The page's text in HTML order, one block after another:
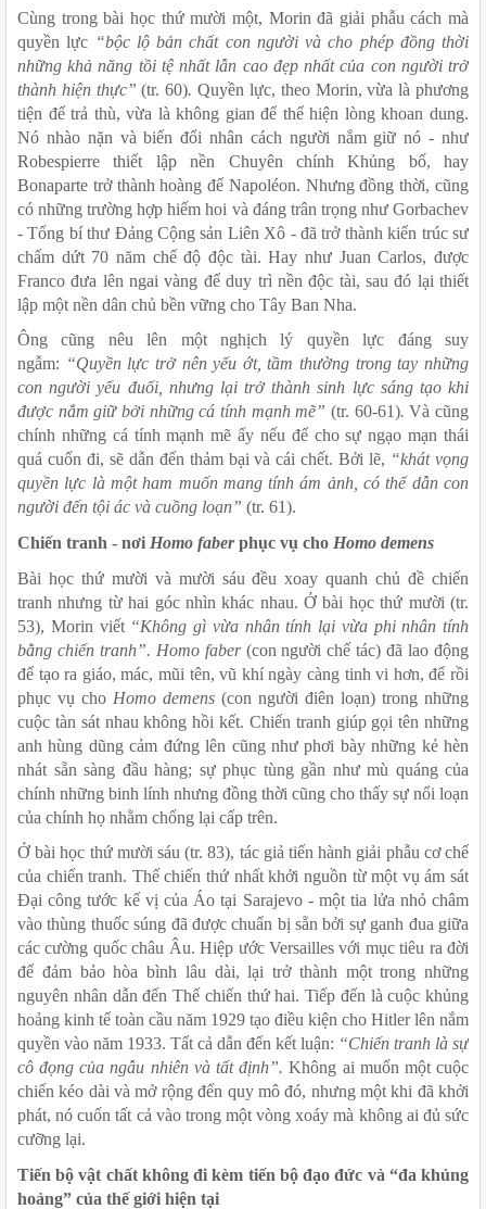
Cùng trong bài học thứ mười một, Morin đã giải phẫu cách mà
quyền lực “bộc lộ bản chất con người và cho phép đồng thời
những khả năng tồi tệ nhất lẫn cao đẹp nhất của con người trở
thành hiện thực” (tr. 60). Quyền lực, theo Morin, vừa là phương
tiện để trả thù, vừa là không gian để thể hiện lòng khoan dung.
Nó nhào nặn và biến đổi nhân cách người nắm giữ nó - như
Robespierre thiết lập nền Chuyên chính Khủng bố, hay
Bonaparte trở thành hoàng đế Napoléon. Nhưng đồng thời, cũng
có những trường hợp hiếm hoi và đáng trân trọng như Gorbachev
- Tổng bí thư Đảng Cộng sản Liên Xô - đã trở thành kiến trúc sư
chấm dứt 70 năm chế độ độc tài. Hay như Juan Carlos, được
Franco đưa lên ngai vàng để duy trì nền độc tài, sau đó lại thiết
lập một nền dân chủ bền vững cho Tây Ban Nha.
Ông cũng nêu lên một nghịch lý quyền lực đáng suy
ngẫm: “Quyền lực trở nên yếu ớt, tầm thường trong tay những
con người yếu đuối, nhưng lại trở thành sinh lực sáng tạo khi
được nắm giữ bởi những cá tính mạnh mẽ” (tr. 60-61). Và cũng
chính những cá tính mạnh mẽ ấy nếu để cho sự ngạo mạn thái
quá cuốn đi, sẽ dẫn đến thảm bại và cái chết. Bởi lẽ, “khát vọng
quyền lực là một ham muốn mang tính ám ảnh, có thể dẫn con
người đến tội ác và cuồng loạn” (tr. 61).
Chiến tranh - nơi Homo faber phục vụ cho Homo demens
Bài học thứ mười và mười sáu đều xoay quanh chủ đề chiến
tranh nhưng từ hai góc nhìn khác nhau. Ở bài học thứ mười (tr.
53), Morin viết “Không gì vừa nhân tính lại vừa phi nhân tính
bằng chiến tranh”. Homo faber (con người chế tác) đã lao động
để tạo ra giáo, mác, mũi tên, vũ khí ngày càng tinh vi hơn, để rồi
phục vụ cho Homo demens (con người điên loạn) trong những
cuộc tàn sát nhau không hồi kết. Chiến tranh giúp gọi tên những
anh hùng dũng cảm đứng lên cũng như phơi bày những kẻ hèn
nhát sẵn sàng đầu hàng; sự phục tùng gần như mù quáng của
chính những binh lính nhưng đồng thời cũng cho thấy sự nổi loạn
của chính họ nhằm chống lại cấp trên.
Ở bài học thứ mười sáu (tr. 83), tác giả tiến hành giải phẫu cơ chế
của chiến tranh. Thế chiến thứ nhất khởi nguồn từ một vụ ám sát
Đại công tước kế vị của Áo tại Sarajevo - một tia lửa nhỏ châm
vào thùng thuốc súng đã được chuẩn bị sẵn bởi sự ganh đua giữa
các cường quốc châu Âu. Hiệp ước Versailles với mục tiêu ra đời
để đảm bảo hòa bình lâu dài, lại trở thành một trong những
nguyên nhân dẫn đến Thế chiến thứ hai. Tiếp đến là cuộc khủng
hoảng kinh tế toàn cầu năm 1929 tạo điều kiện cho Hitler lên nắm
quyền vào năm 1933. Tất cả dẫn đến kết luận: “Chiến tranh là sự
cô đọng của ngẫu nhiên và tất định”. Không ai muốn một cuộc
chiến kéo dài và mở rộng đến quy mô đó, nhưng một khi đã khởi
phát, nó cuốn tất cả vào trong một vòng xoáy mà không ai đủ sức
cưỡng lại.
Tiến bộ vật chất không đi kèm tiến bộ đạo đức và “đa khủng
hoảng” của thế giới hiện tại